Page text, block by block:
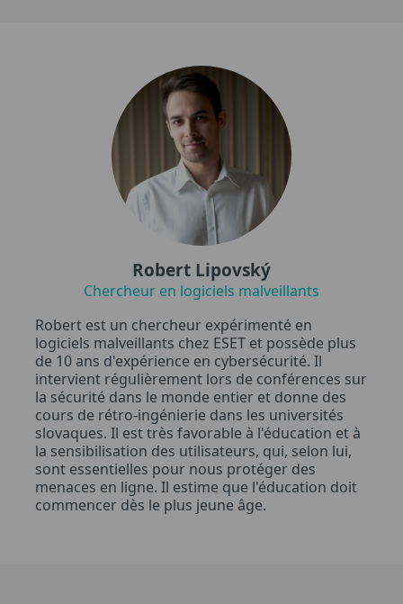
Robert Lipovský
Chercheur en logiciels malveillants
Robert est un chercheur expérimenté en
logiciels malveillants chez ESET et possède plus
de 10 ans d'expérience en cybersécurité. Il
intervient régulièrement lors de conférences sur
la sécurité dans le monde entier et donne des
cours de rétro-ingénierie dans les universités
slovaques. Il est très favorable à l'éducation et à
la sensibilisation des utilisateurs, qui, selon lui,
sont essentielles pour nous protéger des
menaces en ligne. Il estime que l'éducation doit
commencer dès le plus jeune âge.